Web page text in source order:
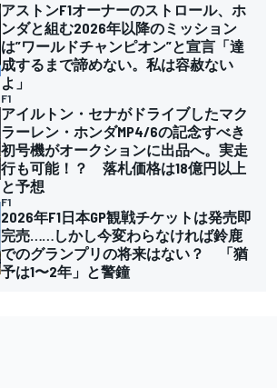
アストンF1オーナーのストロール、ホ
ンダと組む2026年以降のミッション
は”ワールドチャンピオン”と宣言「達
成するまで諦めない。私は容赦ない
よ」
F1
アイルトン・セナがドライブしたマク
ラーレン・ホンダMP4/6の記念すべき
初号機がオークションに出品へ。実走
行も可能！？ 落札価格は18億円以上
と予想
F1
2026年F1日本GP観戦チケットは発売即
完売……しかし今変わらなければ鈴鹿
でのグランプリの将来はない？ 「猶
予は1〜2年」と警鐘